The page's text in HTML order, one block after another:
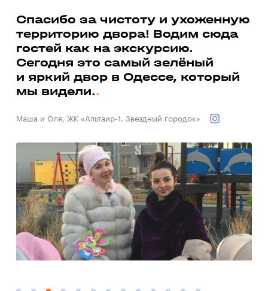
Спасибо за чистоту и ухоженную
территорию двора! Водим сюда
гостей как на экскурсию.
Сегодня это самый зелёный
и яркий двор в Одессе, который
мы видели.
Маша и Оля, ЖК «Альтаир-1. Звездный городок»